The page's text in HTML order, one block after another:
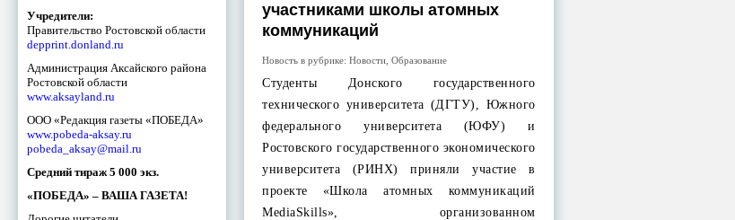
Учредители:
Правительство Ростовской области
depprint.donland.ru
Администрация Аксайского района
Ростовской области
www.aksayland.ru
ООО «Редакция газеты «ПОБЕДА»
www.pobeda-aksay.ru
pobeda_aksay@mail.ru
Средний тираж 5 000 экз.
«ПОБЕДА» – ВАША ГАЗЕТА!
участниками школы атомных
коммуникаций
Новость в рубрике:Новости ,Образование
Студенты Донского государственного
технического университета (ДГТУ), Южного
федерального университета (ЮФУ) и
Ростовского государственного экономического
университета (РИНХ) приняли участие в
проекте «Школа атомных коммуникаций
MediaSkills», организованном